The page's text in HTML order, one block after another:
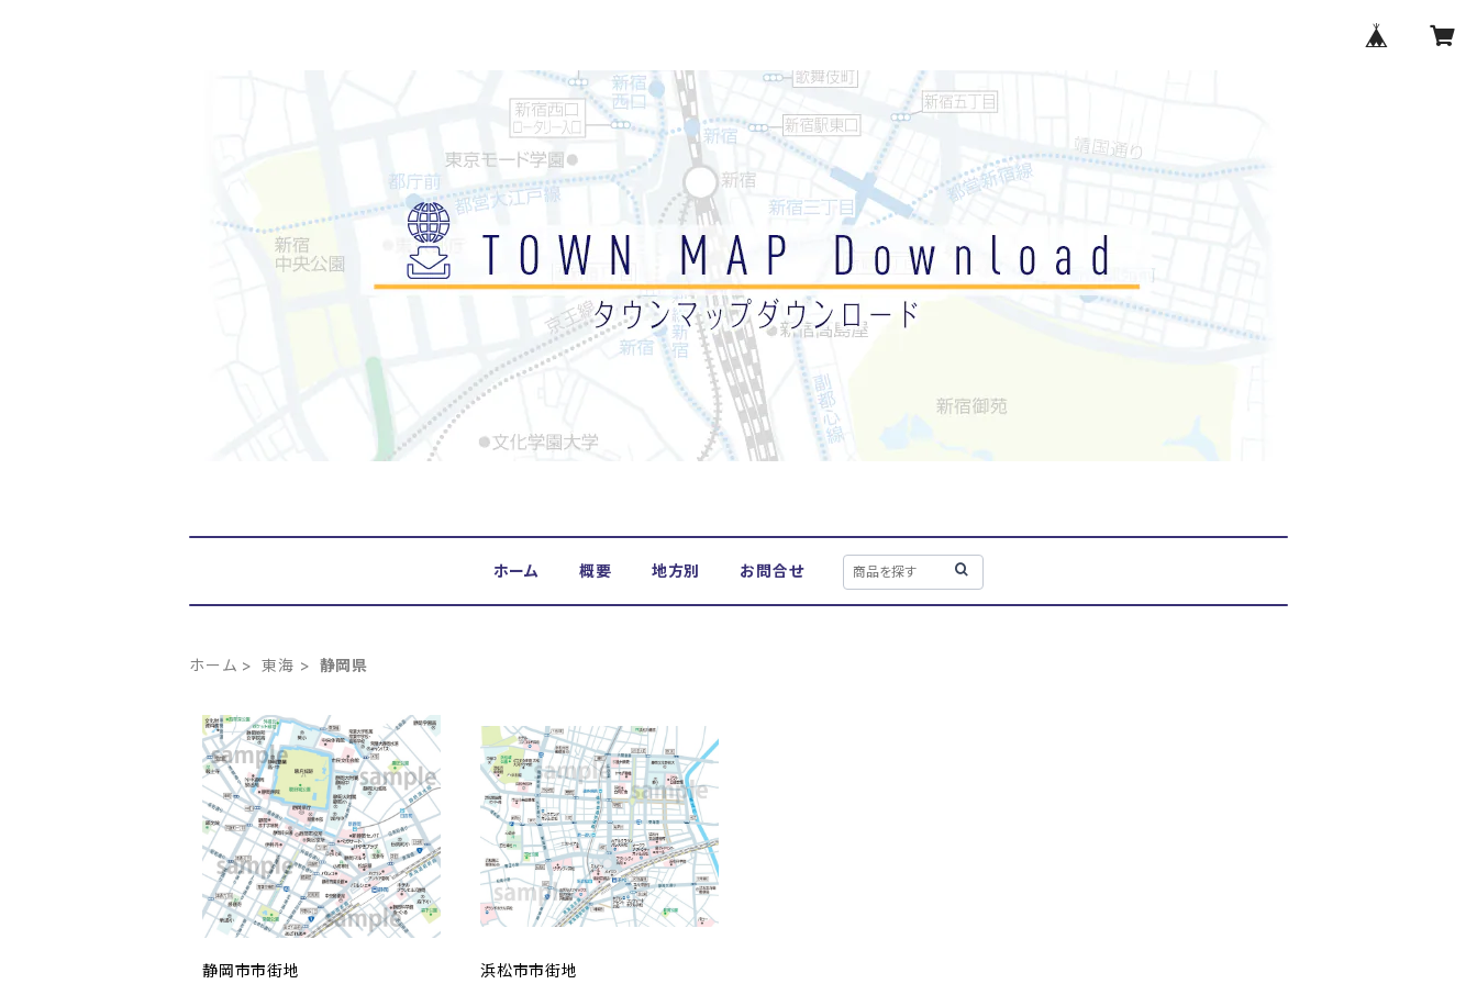
ホーム 概要 地方別 お問合せ
ホーム 東海 静岡県
静岡市市街地 浜松市市街地